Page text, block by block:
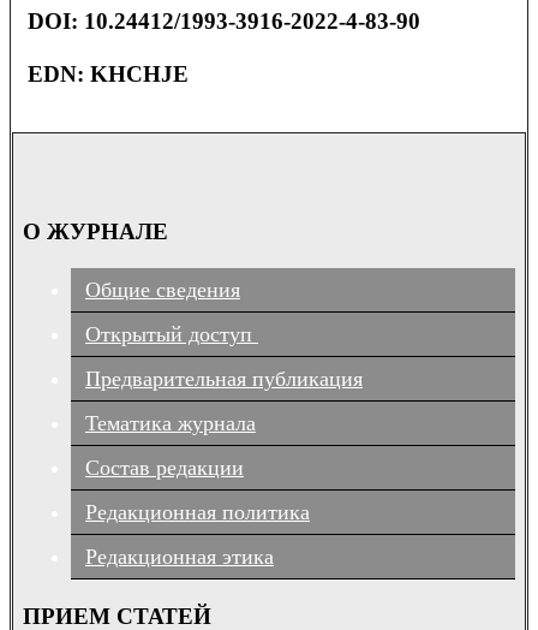
DOI: 10.24412/1993-3916-2022-4-83-90
EDN: KHCHJE
О ЖУРНАЛЕ
Общие сведения
Открытый доступ
Предварительная публикация
Тематика журнала
Состав редакции
Редакционная политика
Редакционная этика
ПРИЕМ СТАТЕЙ